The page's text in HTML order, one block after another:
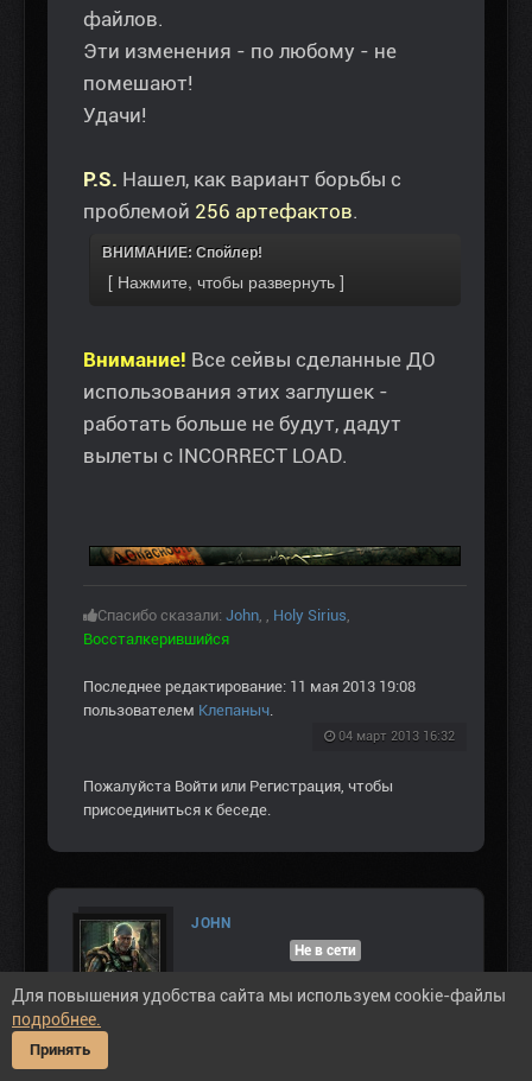
файлов.
Эти изменения - по любому - не
помешают!
Удачи!
P.S. Нашел, как вариант борьбы с
проблемой 256 артефактов.
ВНИМАНИЕ: Спойлер!
Внимание! Все сейвы сделанные ДО
использования этих заглушек -
работать больше не будут, дадут
вылеты с INCORRECT LOAD.
Спасибо сказали: John Holy Sirius
Воссталкерившийся
Последнее редактирование: 11 мая 2013 19:08
пользователем Клепаныч
04 март 2013 16:32
Пожалуйста Войти или Регистрация , чтобы
присоединиться к беседе.
JOHN
Не в сети
ЛЕГЕНДА ЗОНЫ
Для повышения удобства сайта мы используем cookie-файлы
подробнее.
Принять